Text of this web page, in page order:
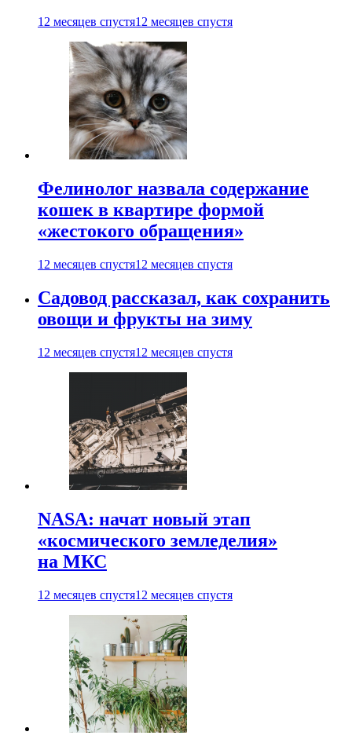
12 месяцев спустя12 месяцев спустя
Фелинолог назвала содержание
кошек в квартире формой
«жестокого обращения»
12 месяцев спустя12 месяцев спустя
Садовод рассказал, как сохранить
овощи и фрукты на зиму
12 месяцев спустя12 месяцев спустя
NASA: начат новый этап
«космического земледелия»
на МКС
12 месяцев спустя12 месяцев спустя